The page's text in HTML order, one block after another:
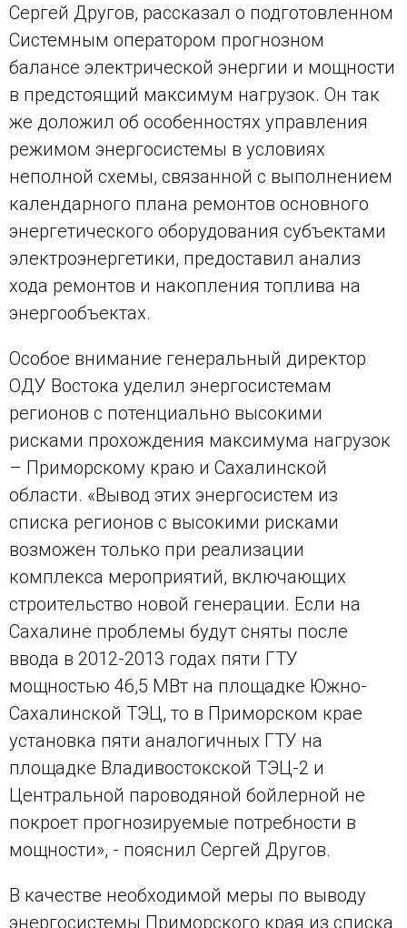
Сергей Другов, рассказал о подготовленном
Системным оператором прогнозном
балансе электрической энергии и мощности
в предстоящий максимум нагрузок. Он так
же доложил об особенностях управления
режимом энергосистемы в условиях
неполной схемы, связанной с выполнением
календарного плана ремонтов основного
энергетического оборудования субъектами
электроэнергетики, предоставил анализ
хода ремонтов и накопления топлива на
энергообъектах.
Особое внимание генеральный директор
ОДУ Востока уделил энергосистемам
регионов с потенциально высокими
рисками прохождения максимума нагрузок
– Приморскому краю и Сахалинской
области. «Вывод этих энергосистем из
списка регионов с высокими рисками
возможен только при реализации
комплекса мероприятий, включающих
строительство новой генерации. Если на
Сахалине проблемы будут сняты после
ввода в 2012-2013 годах пяти ГТУ
мощностью 46,5 МВт на площадке Южно-
Сахалинской ТЭЦ, то в Приморском крае
установка пяти аналогичных ГТУ на
площадке Владивостокской ТЭЦ-2 и
Центральной пароводяной бойлерной не
покроет прогнозируемые потребности в
мощности», - пояснил Сергей Другов.
В качестве необходимой меры по выводу
энергосистемы Приморского края из списка